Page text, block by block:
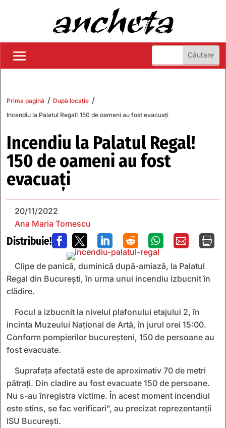
Prima pagină / După locație /
Incendiu la Palatul Regal! 150 de oameni au fost evacuați
Incendiu la Palatul Regal!
150 de oameni au fost
evacuați
20/11/2022
Ana Maria Tomescu
Distribuie!       
Clipe de panică, duminică după-amiază, la Palatul
Regal din București, în urma unui incendiu izbucnit în
clădire.
Focul a izbucnit la nivelul plafonului etajului 2, în
incinta Muzeului Național de Artă, în jurul orei 15:00.
Conform pompierilor bucureșteni, 150 de persoane au
fost evacuate.
Suprafața afectată este de aproximativ 70 de metri
pătrați. Din cladire au fost evacuate 150 de persoane.
Nu s-au înregistra victime. În acest moment incendiul
este stins, se fac verificari”, au precizat reprezentanții
ISU București.